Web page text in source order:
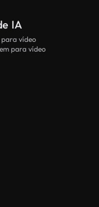
IA
para vídeo
para vídeo